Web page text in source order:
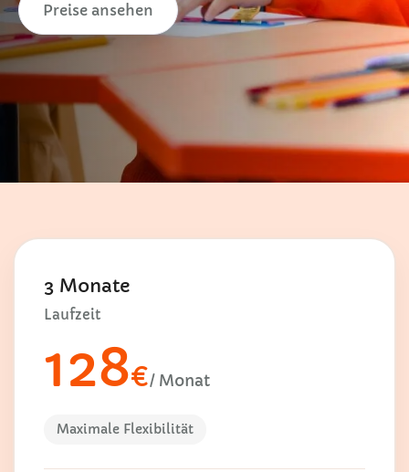
Preise ansehen
3 Monate
Laufzeit
128€/ Monat
Maximale Flexibilität